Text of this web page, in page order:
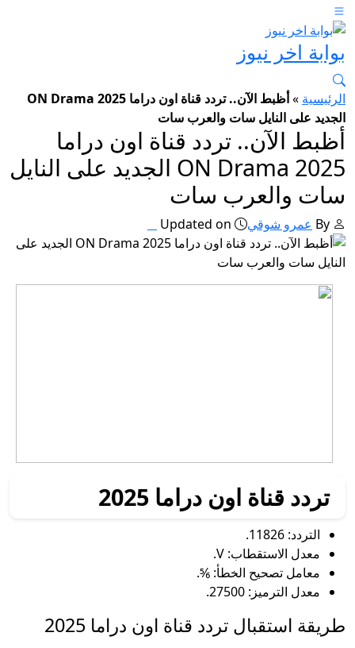
بوابة اخر نيوز
الرئيسية »
أظبط الآن.. تردد قناة اون دراما 2025 ON Drama
الجديد على النايل سات والعرب سات
أظبط الآن.. تردد قناة اون دراما
2025 ON Drama الجديد على النايل
سات والعرب سات
By عمرو شوقي Updated on
تردد قناة اون دراما 2025
التردد: 11826.
معدل الاستقطاب: V.
معامل تصحيح الخطأ: ⅚.
معدل الترميز: 27500.
طريقة استقبال تردد قناة اون دراما 2025